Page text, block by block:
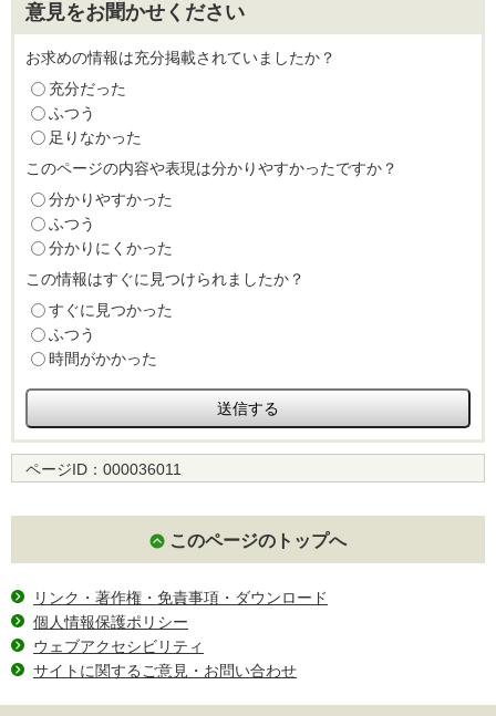
意見をお聞かせください
お求めの情報は充分掲載されていましたか？
充分だった
ふつう
足りなかった
このページの内容や表現は分かりやすかったですか？
分かりやすかった
ふつう
分かりにくかった
この情報はすぐに見つけられましたか？
すぐに見つかった
ふつう
時間がかかった
ページID： 000036011
このページのトップへ
リンク・著作権・免責事項・ダウンロード
個人情報保護ポリシー
ウェブアクセシビリティ
サイトに関するご意見・お問い合わせ